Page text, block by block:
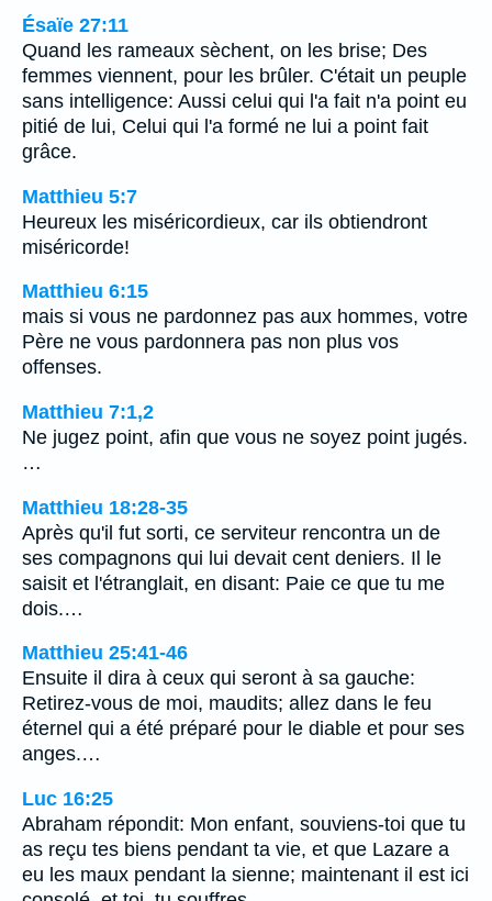
Ésaïe 27:11
Quand les rameaux sèchent, on les brise; Des
femmes viennent, pour les brûler. C'était un peuple
sans intelligence: Aussi celui qui l'a fait n'a point eu
pitié de lui, Celui qui l'a formé ne lui a point fait
grâce.
Matthieu 5:7
Heureux les miséricordieux, car ils obtiendront
miséricorde!
Matthieu 6:15
mais si vous ne pardonnez pas aux hommes, votre
Père ne vous pardonnera pas non plus vos
offenses.
Matthieu 7:1,2
Ne jugez point, afin que vous ne soyez point jugés.
…
Matthieu 18:28-35
Après qu'il fut sorti, ce serviteur rencontra un de
ses compagnons qui lui devait cent deniers. Il le
saisit et l'étranglait, en disant: Paie ce que tu me
dois.…
Matthieu 25:41-46
Ensuite il dira à ceux qui seront à sa gauche:
Retirez-vous de moi, maudits; allez dans le feu
éternel qui a été préparé pour le diable et pour ses
anges.…
Luc 16:25
Abraham répondit: Mon enfant, souviens-toi que tu
as reçu tes biens pendant ta vie, et que Lazare a
eu les maux pendant la sienne; maintenant il est ici